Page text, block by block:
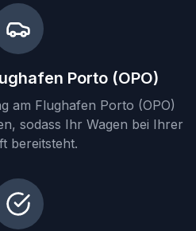
Porto (OPO)
am Flughafen Porto (OPO)
sodass Ihr Wagen bei Ihrer
bereitsteht.